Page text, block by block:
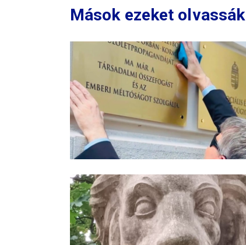
Mások ezeket olvassák